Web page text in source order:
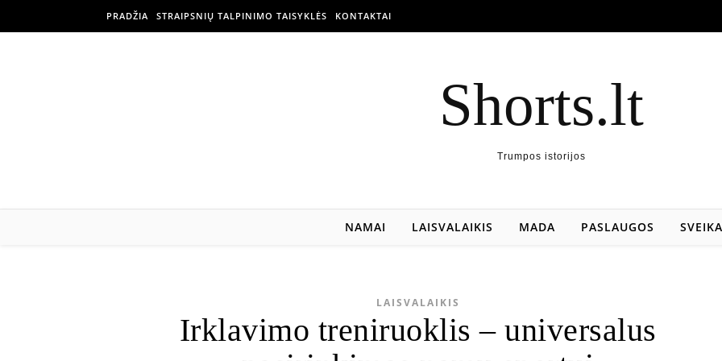
PRADŽIA STRAIPSNIŲ TALPINIMO TAISYKLĖS KONTAKTAI
Shorts.lt
Trumpos istorijos
NAMAI LAISVALAIKIS MADA PASLAUGOS
LAISVALAIKIS
Irklavimo treniruoklis – universalus